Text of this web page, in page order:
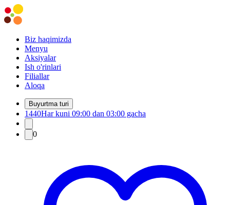
Biz haqimizda
Menyu
Aksiyalar
Ish o'rinlari
Filiallar
Aloqa
Buyurtma turi
1440Har kuni 09:00 dan 03:00 gacha
0